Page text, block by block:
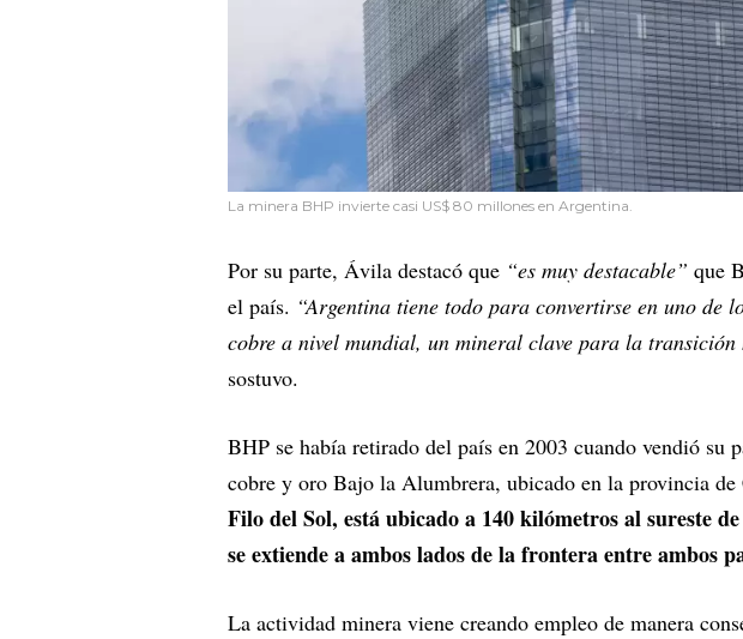
La minera BHP invierte casi US$ 80 millones en Argentina.
Por su parte, Ávila destacó que “es muy destacable” que
el país. “Argentina tiene todo para convertirse en uno de
cobre a nivel mundial, un mineral clave para la
sostuvo.
BHP se había retirado del país en 2003 cuando vendió su
cobre y oro Bajo la Alumbrera, ubicado en la provincia de
Filo del Sol, está ubicado a 140 kilómetros al sureste
se extiende a ambos lados de la frontera entre ambos
La actividad minera viene creando empleo de manera